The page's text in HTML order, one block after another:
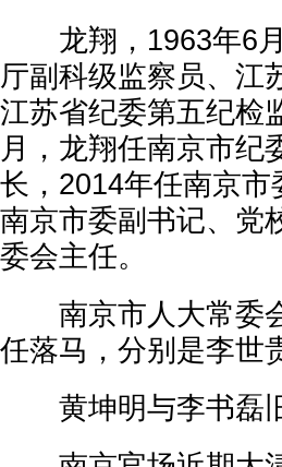
龙翔，1963年6月
厅副科级监察员、江
江苏省纪委第五纪检
月，龙翔任南京市纪
长，2014年任南京
南京市委副书记、党
委会主任。
南京市人大常委会
任落马，分别是李世
黄坤明与李书磊旧